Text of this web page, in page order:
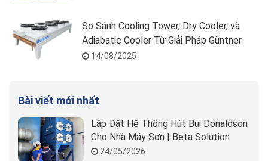
So Sánh Cooling Tower, Dry Cooler, và
Adiabatic Cooler Từ Giải Pháp Güntner
14/08/2025
Bài viết mới nhất
Lắp Đặt Hệ Thống Hút Bụi Donaldson
Cho Nhà Máy Sơn | Beta Solution
24/05/2026